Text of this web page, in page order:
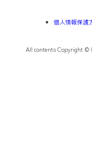
個人情報保護
All contents Copyright ©